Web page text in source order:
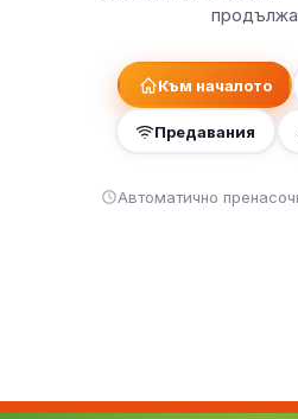
Към началото
Предавания
Автоматично